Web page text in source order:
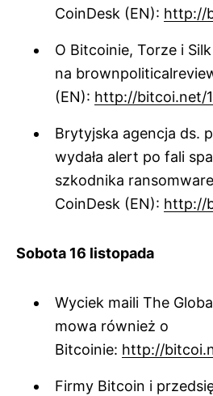
CoinDesk (EN): http://
O Bitcoinie, Torze i
na
(EN): http://bitcoi.net/
Brytyjska agencja ds.
wydała alert po fali
szkodnika
CoinDesk (EN): http://
Sobota 16 listopada
Wyciek maili The
mowa również o
Bitcoinie: http://
Firmy Bitcoin i